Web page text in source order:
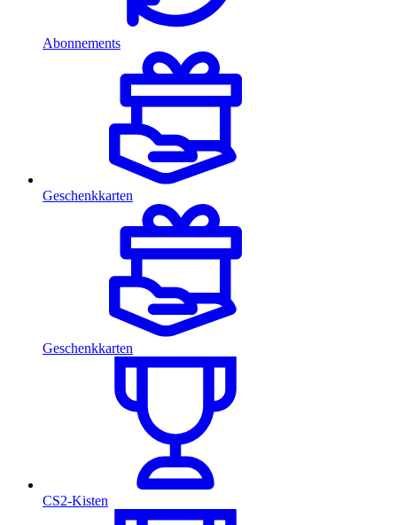
Abonnements
Geschenkkarten
Geschenkkarten
CS2-Kisten